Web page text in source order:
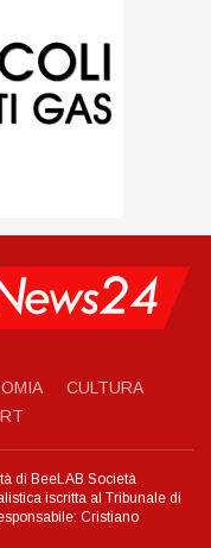
CULTURA
di BeeLAB Società
iscritta al Tribunale di
Cristiano